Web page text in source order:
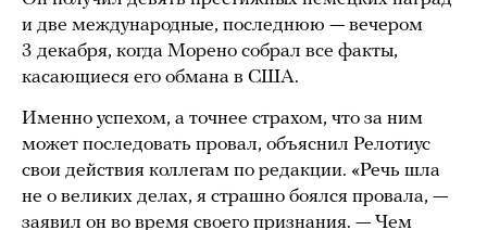
и две международные, последнюю — вечером
3 декабря, когда Морено собрал все факты,
касающиеся его обмана в США.
Именно успехом, а точнее страхом, что за ним
может последовать провал, объяснил Релотиус
свои действия коллегам по редакции. «Речь шла
не о великих делах, я страшно боялся провала, —
заявил он во время своего признания. — Чем